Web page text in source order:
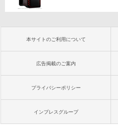
本サイトのご利用について
広告掲載のご案内
プライバシーポリシー
インプレスグループ